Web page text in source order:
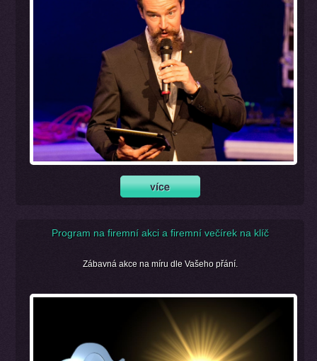
Program na firemní akci a firemní večírek na klíč
Zábavná akce na míru dle Vašeho přání.